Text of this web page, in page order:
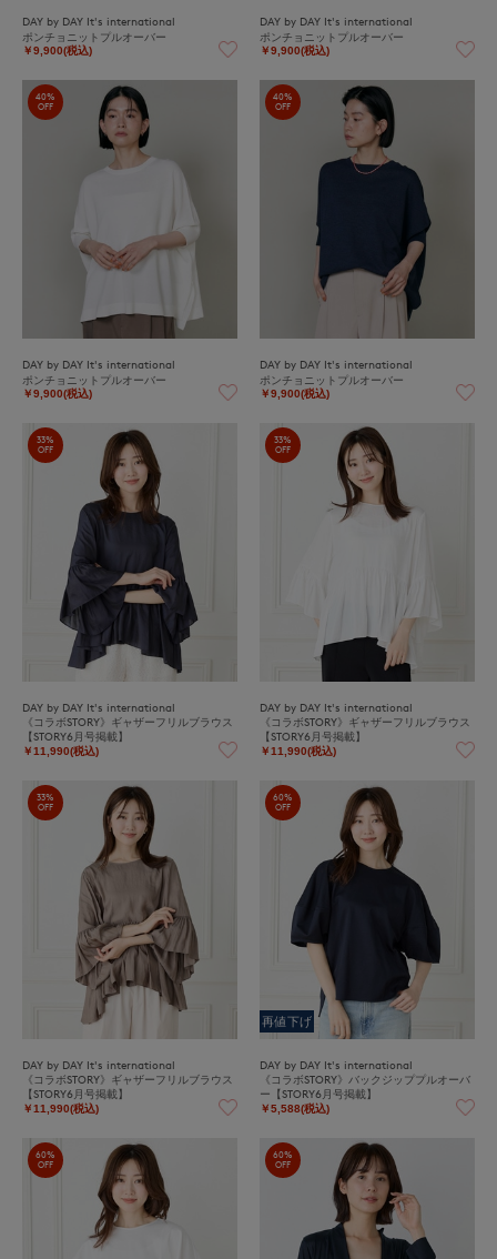
DAY by DAY It's international
ポンチョニットプルオーバー
￥9,900(税込)
DAY by DAY It's international
ポンチョニットプルオーバー
￥9,900(税込)
40%
OFF
DAY by DAY It's international
ポンチョニットプルオーバー
￥9,900(税込)
40%
OFF
DAY by DAY It's international
ポンチョニットプルオーバー
￥9,900(税込)
33%
OFF
DAY by DAY It's international
《コラボSTORY》ギャザーフリルブラウス
【STORY6月号掲載】
￥11,990(税込)
33%
OFF
DAY by DAY It's international
《コラボSTORY》ギャザーフリルブラウス
【STORY6月号掲載】
￥11,990(税込)
33%
OFF
DAY by DAY It's international
《コラボSTORY》ギャザーフリルブラウス
【STORY6月号掲載】
￥11,990(税込)
60%
OFF
再値下げ
DAY by DAY It's international
《コラボSTORY》バックジッププルオーバ
ー【STORY6月号掲載】
￥5,588(税込)
60%
OFF
60%
OFF